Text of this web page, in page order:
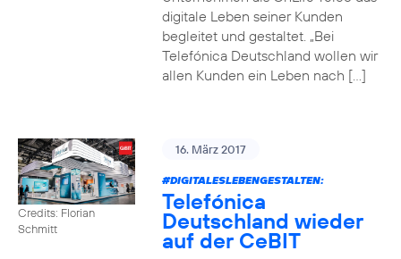
digitale Leben seiner Kunden
begleitet und gestaltet. „Bei
Telefónica Deutschland wollen wir
allen Kunden ein Leben nach […]
Credits: Florian
Schmitt
16. März 2017
#DIGITALESLEBENGESTALTEN:
Telefónica
Deutschland wieder
auf der CeBIT